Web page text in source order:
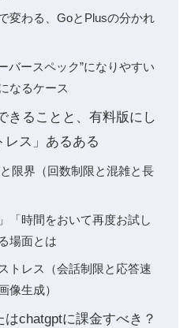
変わる、GoとPlusの分かれ
バースペック”になりやすい
なるケース
きることと、有料版にし
レス」あるある
限界（回数制限と混雑と長
「時間をおいて再度お試し
場面とは
トレス（会話制限と応答速
像生成）
chatgptに課金すべき？